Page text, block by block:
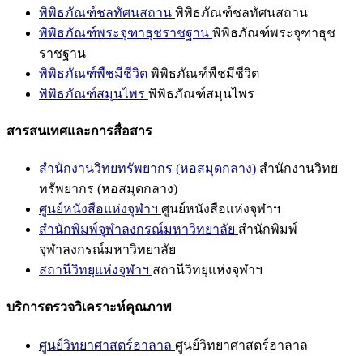
พิพิธภัณฑ์ชลทัศนสถาน พิพิธภัณฑ์ชลทัศนสถาน
พิพิธภัณฑ์พระจุฑาธุชราชฐาน พิพิธภัณฑ์พระจุฑาธุช
ราชฐาน
พิพิธภัณฑ์พืชมีชีวิต พิพิธภัณฑ์พืชมีชีวิต
พิพิธภัณฑ์สมุนไพร พิพิธภัณฑ์สมุนไพร
สารสนเทศและการสื่อสาร
สำนักงานวิทยทรัพยากร (หอสมุดกลาง) สำนักงานวิทย
ทรัพยากร (หอสมุดกลาง)
ศูนย์หนังสือแห่งจุฬาฯ ศูนย์หนังสือแห่งจุฬาฯ
สำนักพิมพ์จุฬาลงกรณ์มหาวิทยาลัย สำนักพิมพ์
จุฬาลงกรณ์มหาวิทยาลัย
สถานีวิทยุแห่งจุฬาฯ สถานีวิทยุแห่งจุฬาฯ
บริการตรวจวิเคราะห์คุณภาพ
ศูนย์วิทยาศาสตร์ฮาลาล ศูนย์วิทยาศาสตร์ฮาลาล